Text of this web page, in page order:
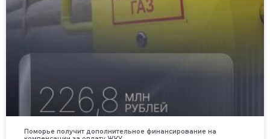
Поморье получит дополнительное финансирование на